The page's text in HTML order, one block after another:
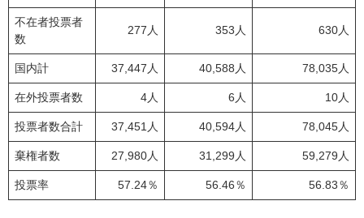
不在者投票者
数
277人 353人 630人
国内計 37,447人 40,588人 78,035人
在外投票者数 4人 6人 10人
投票者数合計 37,451人 40,594人 78,045人
棄権者数 27,980人 31,299人 59,279人
投票率 57.24％ 56.46％ 56.83％